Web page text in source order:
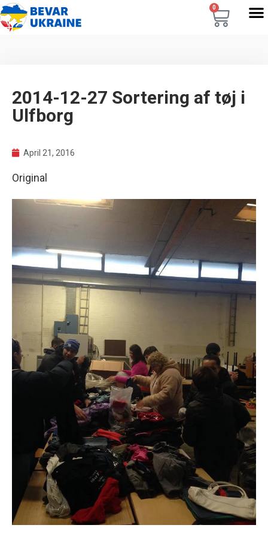
0
2014-12-27 Sortering af tøj i
Ulfborg
April 21, 2016
Original